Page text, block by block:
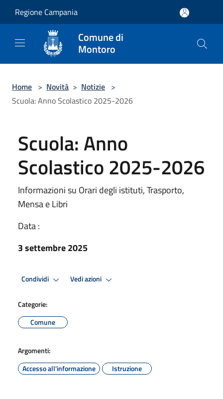
Regione Campania
Comune di
Montoro
Home > Novità > Notizie >
Scuola: Anno Scolastico 2025-2026
Scuola: Anno
Scolastico 2025-2026
Informazioni su Orari degli istituti, Trasporto,
Mensa e Libri
Data :
3 settembre 2025
Condividi Vedi azioni
Categorie:
Comune
Argomenti:
Accesso all'informazione
Istruzione